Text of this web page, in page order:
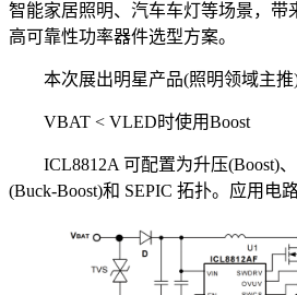
智能家居照明、汽车车灯等场景，带
高可靠性功率器件选型方案。
本次展出明星产品(照明领域主推
VBAT < VLED时使用Boost
ICL8812A 可配置为升压(Boost)、
(Buck-Boost)和 SEPIC 拓扑。应用电